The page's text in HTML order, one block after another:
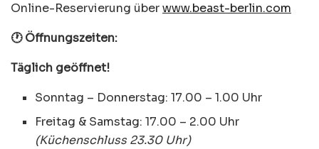
Online-Reservierung überwww.beast-berlin.com
🕐 Öffnungszeiten:
Täglich geöffnet!
Sonntag – Donnerstag: 17.00 – 1.00 Uhr
Freitag & Samstag: 17.00 – 2.00 Uhr
(Küchenschluss 23.30 Uhr)